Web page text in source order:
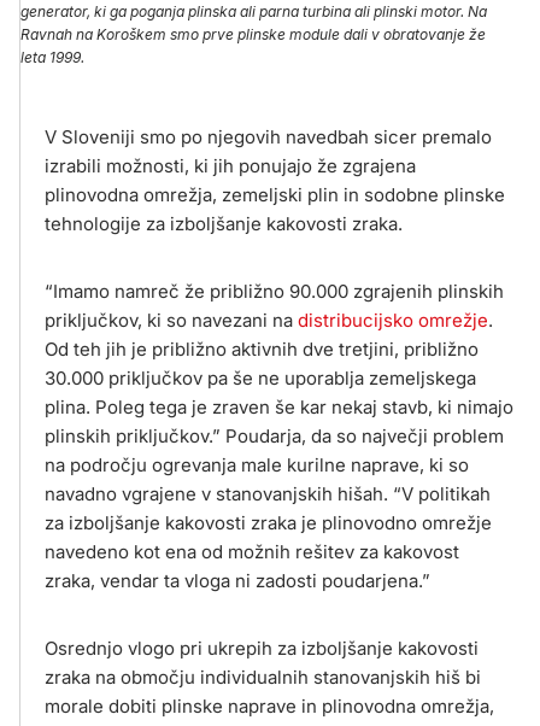
generator, ki ga poganja plinska ali parna turbina ali plinski motor. Na
Ravnah na Koroškem smo prve plinske module dali v obratovanje že
leta 1999.
V Sloveniji smo po njegovih navedbah sicer premalo
izrabili možnosti, ki jih ponujajo že zgrajena
plinovodna omrežja, zemeljski plin in sodobne plinske
tehnologije za izboljšanje kakovosti zraka.
“Imamo namreč že približno 90.000 zgrajenih plinskih
priključkov, ki so navezani na distribucijsko omrežje.
Od teh jih je približno aktivnih dve tretjini, približno
30.000 priključkov pa še ne uporablja zemeljskega
plina. Poleg tega je zraven še kar nekaj stavb, ki nimajo
plinskih priključkov.” Poudarja, da so največji problem
na področju ogrevanja male kurilne naprave, ki so
navadno vgrajene v stanovanjskih hišah. “V politikah
za izboljšanje kakovosti zraka je plinovodno omrežje
navedeno kot ena od možnih rešitev za kakovost
zraka, vendar ta vloga ni zadosti poudarjena.”
Osrednjo vlogo pri ukrepih za izboljšanje kakovosti
zraka na območju individualnih stanovanjskih hiš bi
morale dobiti plinske naprave in plinovodna omrežja,